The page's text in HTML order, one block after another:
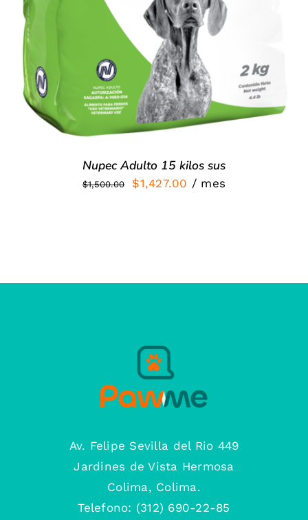
Nupec Adulto 15 kilos sus
$1,500.00
El
$1,427.00 El
/ mes
Av. Felipe Sevilla del Rio 449
Jardines de Vista Hermosa
Colima, Colima.
Telefono: (312) 690-22-85